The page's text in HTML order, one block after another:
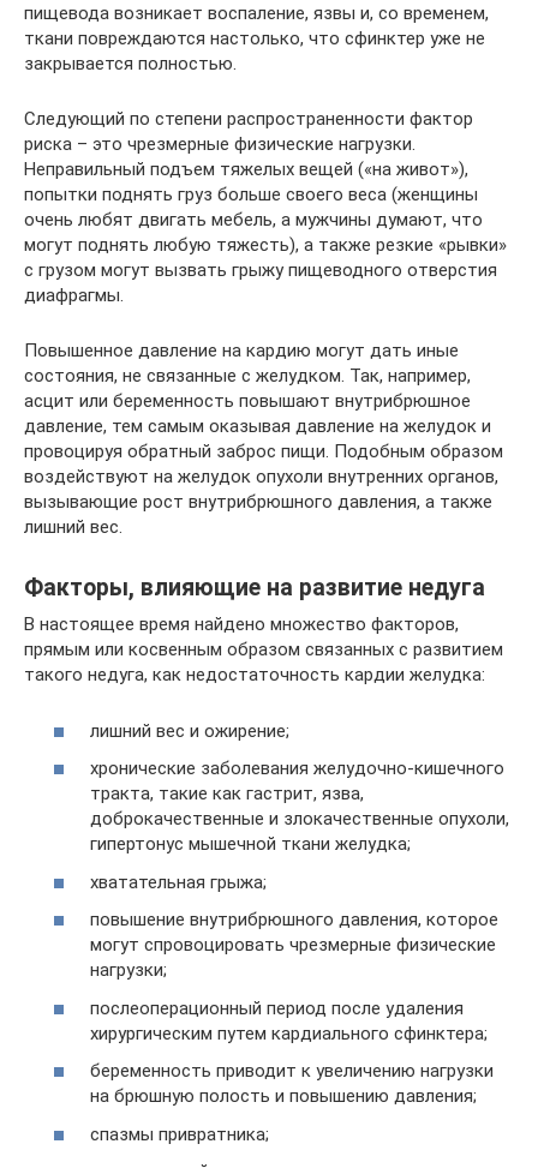
пищевода возникает воспаление, язвы и, со временем,
ткани повреждаются настолько, что сфинктер уже не
закрывается полностью.
Следующий по степени распространенности фактор
риска – это чрезмерные физические нагрузки.
Неправильный подъем тяжелых вещей («на живот»),
попытки поднять груз больше своего веса (женщины
очень любят двигать мебель, а мужчины думают, что
могут поднять любую тяжесть), а также резкие «рывки»
с грузом могут вызвать грыжу пищеводного отверстия
диафрагмы.
Повышенное давление на кардию могут дать иные
состояния, не связанные с желудком. Так, например,
асцит или беременность повышают внутрибрюшное
давление, тем самым оказывая давление на желудок и
провоцируя обратный заброс пищи. Подобным образом
воздействуют на желудок опухоли внутренних органов,
вызывающие рост внутрибрюшного давления, а также
лишний вес.
Факторы, влияющие на развитие недуга
В настоящее время найдено множество факторов,
прямым или косвенным образом связанных с развитием
такого недуга, как недостаточность кардии желудка:
лишний вес и ожирение;
хронические заболевания желудочно-кишечного
тракта, такие как гастрит, язва,
доброкачественные и злокачественные опухоли,
гипертонус мышечной ткани желудка;
хватательная грыжа;
повышение внутрибрюшного давления, которое
могут спровоцировать чрезмерные физические
нагрузки;
послеоперационный период после удаления
хирургическим путем кардиального сфинктера;
беременность приводит к увеличению нагрузки
на брюшную полость и повышению давления;
спазмы привратника;